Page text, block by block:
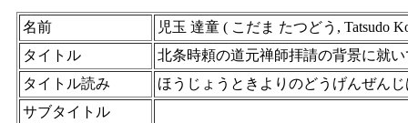
名前
児玉 達童 ( こだま たつどう, Tatsudo
タイトル
北条時頼の道元禅師拝請の背景に就い
タイトル読み
ほうじょうときよりのどうげんぜん
サブタイトル